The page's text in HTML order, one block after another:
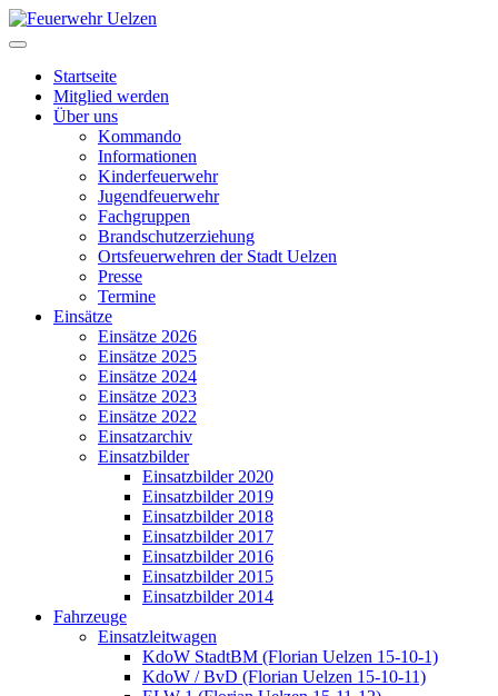
Startseite
Mitglied werden
Über uns
Kommando
Informationen
Kinderfeuerwehr
Jugendfeuerwehr
Fachgruppen
Brandschutzerziehung
Ortsfeuerwehren der Stadt Uelzen
Presse
Termine
Einsätze
Einsätze 2026
Einsätze 2025
Einsätze 2024
Einsätze 2023
Einsätze 2022
Einsatzarchiv
Einsatzbilder
Einsatzbilder 2020
Einsatzbilder 2019
Einsatzbilder 2018
Einsatzbilder 2017
Einsatzbilder 2016
Einsatzbilder 2015
Einsatzbilder 2014
Fahrzeuge
Einsatzleitwagen
KdoW StadtBM (Florian Uelzen 15-10-1)
KdoW / BvD (Florian Uelzen 15-10-11)